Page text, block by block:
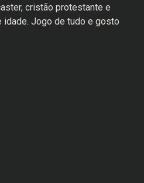
cristão protestante e
idade. Jogo de tudo e gosto